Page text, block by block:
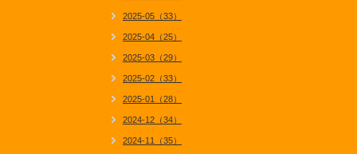
2025-05（33）
2025-04（25）
2025-03（29）
2025-02（33）
2025-01（28）
2024-12（34）
2024-11（35）